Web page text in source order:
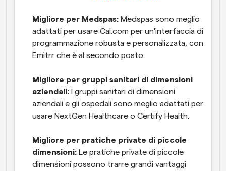
Migliore per Medspas: Medspas sono meglio
adattati per usare Cal.com per un'interfaccia di
programmazione robusta e personalizzata, con
Emitrr che è al secondo posto.
Migliore per gruppi sanitari di dimensioni
aziendali: I gruppi sanitari di dimensioni
aziendali e gli ospedali sono meglio adattati per
usare NextGen Healthcare o Certify Health.
Migliore per pratiche private di piccole
dimensioni: Le pratiche private di piccole
dimensioni possono trarre grandi vantaggi